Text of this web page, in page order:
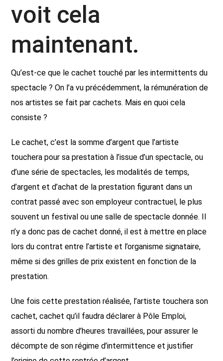
voit cela
maintenant.
Qu’est-ce que le cachet touché par les intermittents du
spectacle ? On l’a vu précédemment, la rémunération de
nos artistes se fait par cachets. Mais en quoi cela
consiste ?
Le cachet, c’est la somme d’argent que l’artiste
touchera pour sa prestation à l’issue d’un spectacle, ou
d’une série de spectacles, les modalités de temps,
d’argent et d’achat de la prestation figurant dans un
contrat passé avec son employeur contractuel, le plus
souvent un festival ou une salle de spectacle donnée. Il
n’y a donc pas de cachet donné, il est à mettre en place
lors du contrat entre l’artiste et l’organisme signataire,
même si des grilles de prix existent en fonction de la
prestation.
Une fois cette prestation réalisée, l’artiste touchera son
cachet, cachet qu’il faudra déclarer à Pôle Emploi,
assorti du nombre d’heures travaillées, pour assurer le
décompte de son régime d’intermittence et justifier